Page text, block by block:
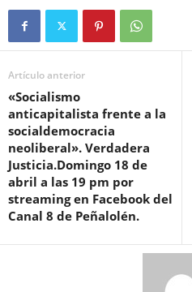
Artículo anterior
«Socialismo
anticapitalista frente a la
socialdemocracia
neoliberal». Verdadera
Justicia.Domingo 18 de
abril a las 19 pm por
streaming en Facebook del
Canal 8 de Peñalolén.